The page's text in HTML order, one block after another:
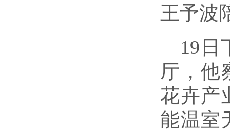
王予波
19 日
厅，他
花卉产
能温室